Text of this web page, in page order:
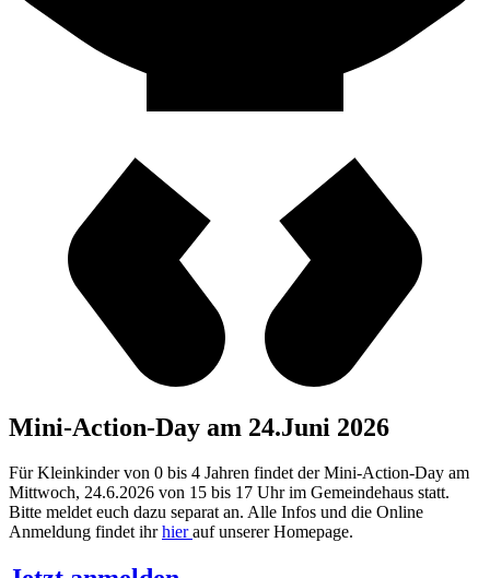
Mini-Action-Day am 24.Juni 2026
Für Kleinkinder von 0 bis 4 Jahren findet der Mini-Action-Day am
Mittwoch, 24.6.2026 von 15 bis 17 Uhr im Gemeindehaus statt.
Bitte meldet euch dazu separat an. Alle Infos und die Online
Anmeldung findet ihrhierauf unserer Homepage.